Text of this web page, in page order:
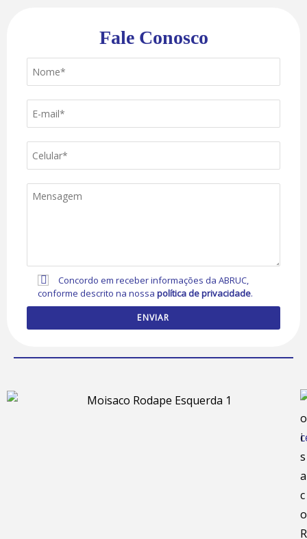
Fale Conosco
Concordo em receber informações da ABRUC,
conforme descrito na nossapolítica de privacidade.